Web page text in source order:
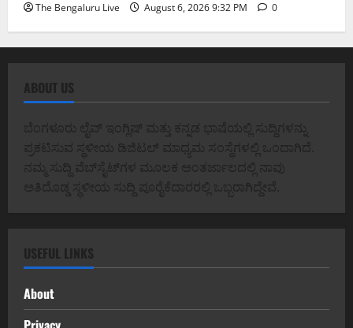
The Bengaluru Live August 6, 2026 9:32 PM 0
ABOUT US
ಬೆಂಗಳೂರು ಲೈವ್ ಇಂಗ್ಲಿಷ್ ಮತ್ತು ಕನ್ನಡ ಭಾಷೆಯಲ್ಲಿ ಸುದ್ದಿಗಳನ್ನು
ಪ್ರಕಟಿಸುವ ಸ್ಥಳೀಯ ಡಿಜಿಟಲ್ ಮಾಧ್ಯಮ ಸಂಸ್ಥೆಗಳಲ್ಲಿ ಒಂದಾಗಿದೆ.
ನಮ್ಮ ಸುದ್ದಿ ವೆಬ್‌ಸೈಟ್‌ಗಳ ಮೂಲಕ ಅಂತರ್ಜಾಲದಲ್ಲಿ ನಾವು
ಅತಿದೊಡ್ಡ ಸ್ಥಳೀಯ ಸುದ್ದಿ ಪೂರೈಕೆದಾರರಲ್ಲಿ ಒಬ್ಬರಾಗಿದ್ದೇವೆ.
USEFUL LINKS
About